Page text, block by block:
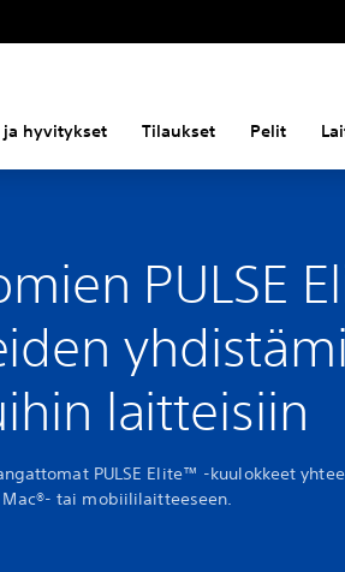
ja hyvitykset Tilaukset Pelit
PULSE
laitteisiin
PULSE Elite™ -kuulokkeet
Mac®- tai mobiililaitteeseen.